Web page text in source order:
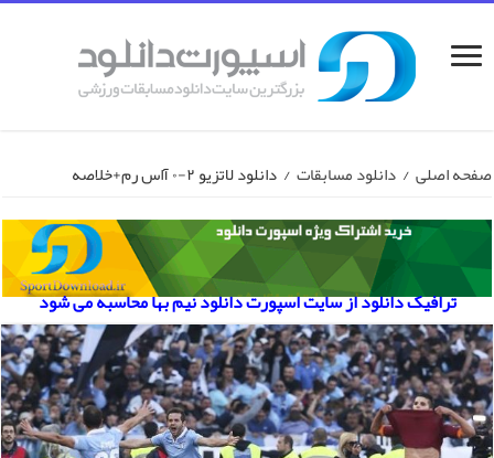
صفحه اصلی / دانلود مسابقات / دانلود لاتزیو ۲-۰ آاس رم+خلاصه
ترافیک دانلود از سایت اسپورت دانلود نیم بها محاسبه می شود